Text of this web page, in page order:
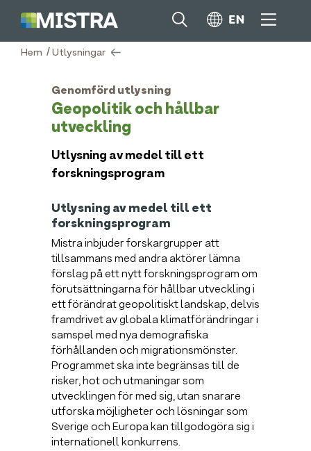
Hem /Utlysningar
Genomförd utlysning
Geopolitik och hållbar
utveckling
Utlysning av medel till ett
forskningsprogram
Utlysning av medel till ett
forskningsprogram
Mistra inbjuder forskargrupper att
tillsammans med andra aktörer lämna
förslag på ett nytt forskningsprogram om
förutsättningarna för hållbar utveckling i
ett förändrat geopolitiskt landskap, delvis
framdrivet av globala klimatförändringar i
samspel med nya demografiska
förhållanden och migrationsmönster.
Programmet ska inte begränsas till de
risker, hot och utmaningar som
utvecklingen för med sig, utan snarare
utforska möjligheter och lösningar som
Sverige och Europa kan tillgodogöra sig i
internationell konkurrens.